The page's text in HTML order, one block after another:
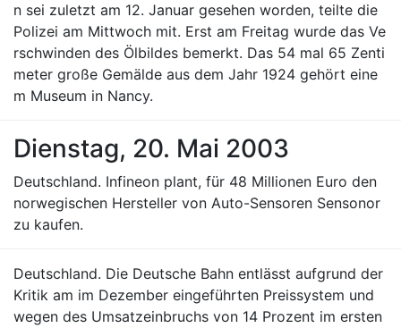
n sei zuletzt am 12. Januar gesehen worden, teilte die
Polizei am Mittwoch mit. Erst am Freitag wurde das Ve
rschwinden des Ölbildes bemerkt. Das 54 mal 65 Zenti
meter große Gemälde aus dem Jahr 1924 gehört eine
m Museum in Nancy.
Dienstag, 20. Mai 2003
Deutschland. Infineon plant, für 48 Millionen Euro den
norwegischen Hersteller von Auto-Sensoren Sensonor
zu kaufen.
Deutschland. Die Deutsche Bahn entlässt aufgrund der
Kritik am im Dezember eingeführten Preissystem und
wegen des Umsatzeinbruchs von 14 Prozent im ersten